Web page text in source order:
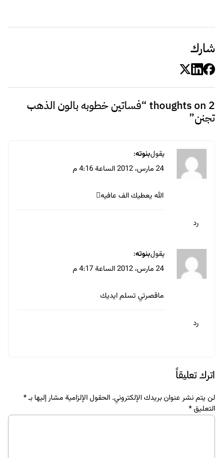
شارك
2 thoughts on “ فساتين خطوبه بالون الذهب
تجنن”
يقولبنوته:
24 مارس، 2012 الساعة 4:16 م
الله يعطيك الف عافيه
رد
يقولبنوته:
24 مارس، 2012 الساعة 4:17 م
ماقصرتي تسلم ايديك
رد
اترك تعليقاً
لن يتم نشر عنوان بريدك الإلكتروني. الحقول الإلزامية مشار إليها بـ*
التعليق*